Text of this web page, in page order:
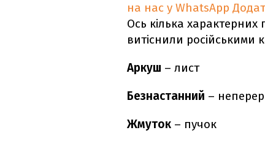
на нас у WhatsApp
Ось кілька характерних
витіснили російськими
Аркуш – лист
Безнастанний –
Жмуток – пучок